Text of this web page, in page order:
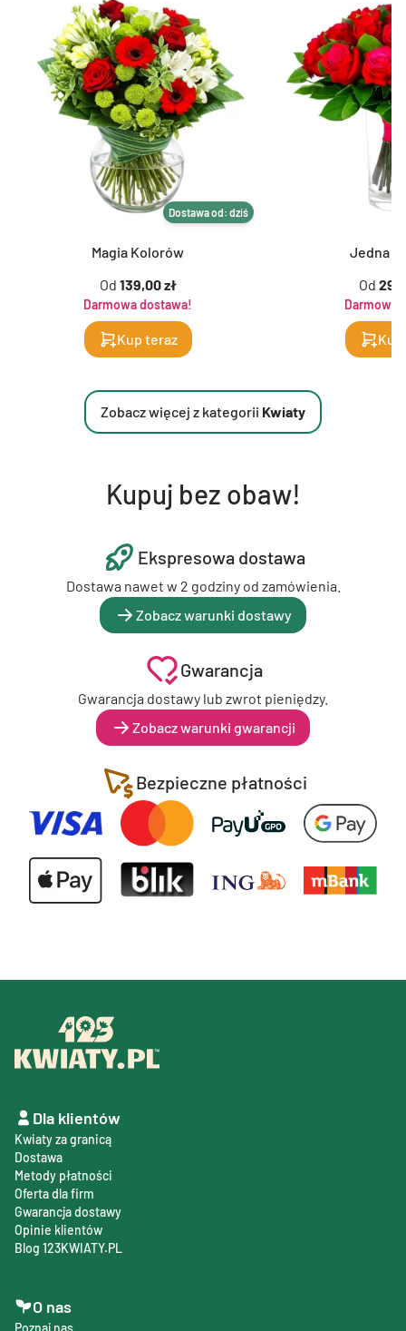
Dostawa od: dziś
Magia Kolorów
Od 139,00 zł
Darmowa dostawa!
Kup teraz
Jedna
Od
Darmowa
Zobacz więcej z kategorii Kwiaty
Kupuj bez obaw!
Ekspresowa dostawa
Dostawa nawet w 2 godziny od zamówienia.
Zobacz warunki dostawy
Gwarancja
Gwarancja dostawy lub zwrot pieniędzy.
Zobacz warunki gwarancji
Bezpieczne płatności
Dla klientów
Kwiaty za granicą
Dostawa
Metody płatności
Oferta dla firm
Gwarancja dostawy
Opinie klientów
Blog 123KWIATY.PL
O nas